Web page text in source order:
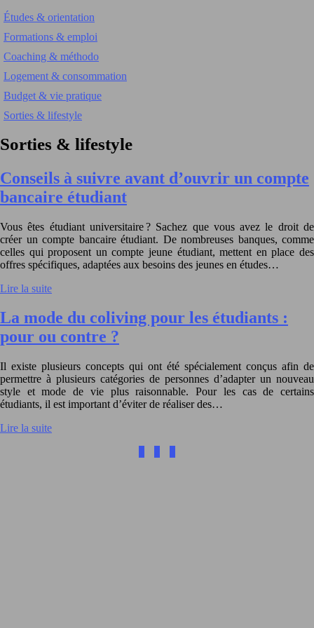
Études & orientation
Formations & emploi
Coaching & méthodo
Logement & consommation
Budget & vie pratique
Sorties & lifestyle
Sorties & lifestyle
Conseils à suivre avant d’ouvrir un compte
bancaire étudiant
Vous êtes étudiant universitaire ? Sachez que vous avez le droit de
créer un compte bancaire étudiant. De nombreuses banques, comme
celles qui proposent un compte jeune étudiant, mettent en place des
offres spécifiques, adaptées aux besoins des jeunes en études…
Lire la suite
La mode du coliving pour les étudiants :
pour ou contre ?
Il existe plusieurs concepts qui ont été spécialement conçus afin de
permettre à plusieurs catégories de personnes d’adapter un nouveau
style et mode de vie plus raisonnable. Pour les cas de certains
étudiants, il est important d’éviter de réaliser des…
Lire la suite